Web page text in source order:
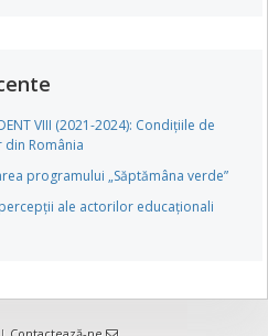
VIII (2021-2024): Condițiile de
România
programului „Săptămâna verde”
ale actorilor educaționali